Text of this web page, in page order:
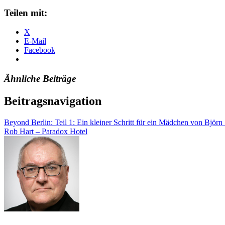
Teilen mit:
X
E-Mail
Facebook
Ähnliche Beiträge
Beitragsnavigation
Beyond Berlin: Teil 1: Ein kleiner Schritt für ein Mädchen von Björn
Rob Hart – Paradox Hotel